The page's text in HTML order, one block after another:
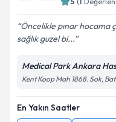
Öncelikle pınar hocama
sağlık guzel bi...
Medical Park Ankara
Kent Koop Mah 1868. Sok,
En Yakın Saatler